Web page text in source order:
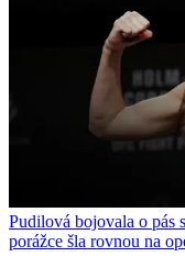
Pudilová bojovala o pás
porážce šla rovnou na